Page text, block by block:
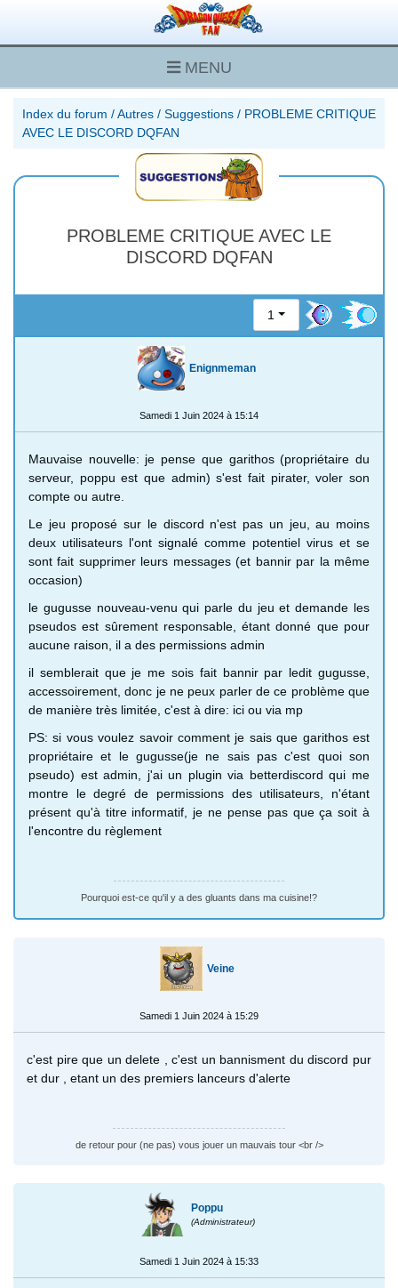
MENU
Index du forum /Autres / Suggestions / PROBLEME CRITIQUE
AVEC LE DISCORD DQFAN
PROBLEME CRITIQUE AVEC LE
DISCORD DQFAN
1
Enignmeman
Samedi 1 Juin 2024 à 15:14
Mauvaise nouvelle: je pense que garithos (propriétaire du
serveur, poppu est que admin) s'est fait pirater, voler son
compte ou autre.
Le jeu proposé sur le discord n'est pas un jeu, au moins
deux utilisateurs l'ont signalé comme potentiel virus et se
sont fait supprimer leurs messages (et bannir par la même
occasion)
le gugusse nouveau-venu qui parle du jeu et demande les
pseudos est sûrement responsable, étant donné que pour
aucune raison, il a des permissions admin
il semblerait que je me sois fait bannir par ledit gugusse,
accessoirement, donc je ne peux parler de ce problème que
de manière très limitée, c'est à dire: ici ou via mp
PS: si vous voulez savoir comment je sais que garithos est
propriétaire et le gugusse(je ne sais pas c'est quoi son
pseudo) est admin, j'ai un plugin via betterdiscord qui me
montre le degré de permissions des utilisateurs, n'étant
présent qu'à titre informatif, je ne pense pas que ça soit à
l'encontre du règlement
Pourquoi est-ce qu'il y a des gluants dans ma cuisine!?
Veine
Samedi 1 Juin 2024 à 15:29
c'est pire que un delete , c'est un bannisment du discord pur
et dur , etant un des premiers lanceurs d'alerte
de retour pour (ne pas) vous jouer un mauvais tour <br />
Poppu
(Administrateur)
Samedi 1 Juin 2024 à 15:33